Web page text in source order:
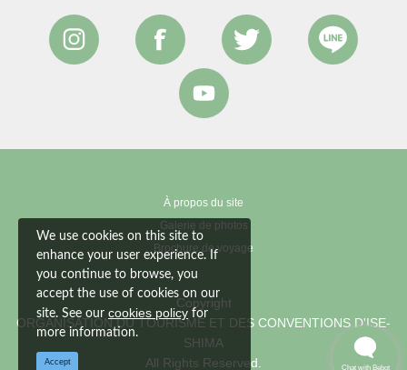
À propos du site
Galerie de photos
Brochure de voyage
Copyright
ORGANISATION DU TOURISME ET DES CONVENTIONS D'ISE-
SHIMA
All Rights Reserved.
We use cookies on this site to
enhance your user experience. If
you continue to browse, you
accept the use of cookies on our
site. See our cookies policy for
more information.
Accept
Chat with Bebot